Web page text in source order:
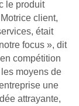
le produit
client,
était
focus », dit
compétition
moyens de
une
attrayante,